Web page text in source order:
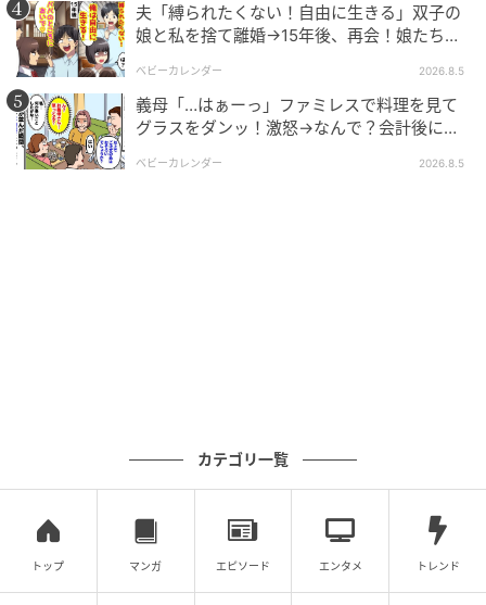
かった先は！？
ス停から歩いてやっとの距離に幼稚園はありました。
そしてあるとき、私たちと同じ市から来ている親子の
存在に気づいたのです。
その親子とは、ある朝、偶然電車で一緒になりまし
夫「縛られたくない！自由に生きる」双子の
娘と私を捨て離婚→15年後、再会！娘たち
ベビーカレンダー 2026.8.5
義母「…はぁーっ」ファミレスで料理を見て
グラスをダンッ！激怒→なんで？会計後に知
ベビーカレンダー 2026.8.5
カテゴリ一覧
トップ マンガ エピソード エンタメ トレンド